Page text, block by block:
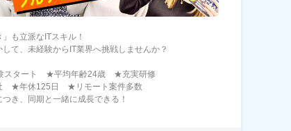
」も立派なITスキル！
て、未経験からIT業界へ挑戦しませんか？
スタート ★平均年齢24歳 ★充実研修
★年休125日 ★リモート案件多数
き、同期と一緒に成長できる！